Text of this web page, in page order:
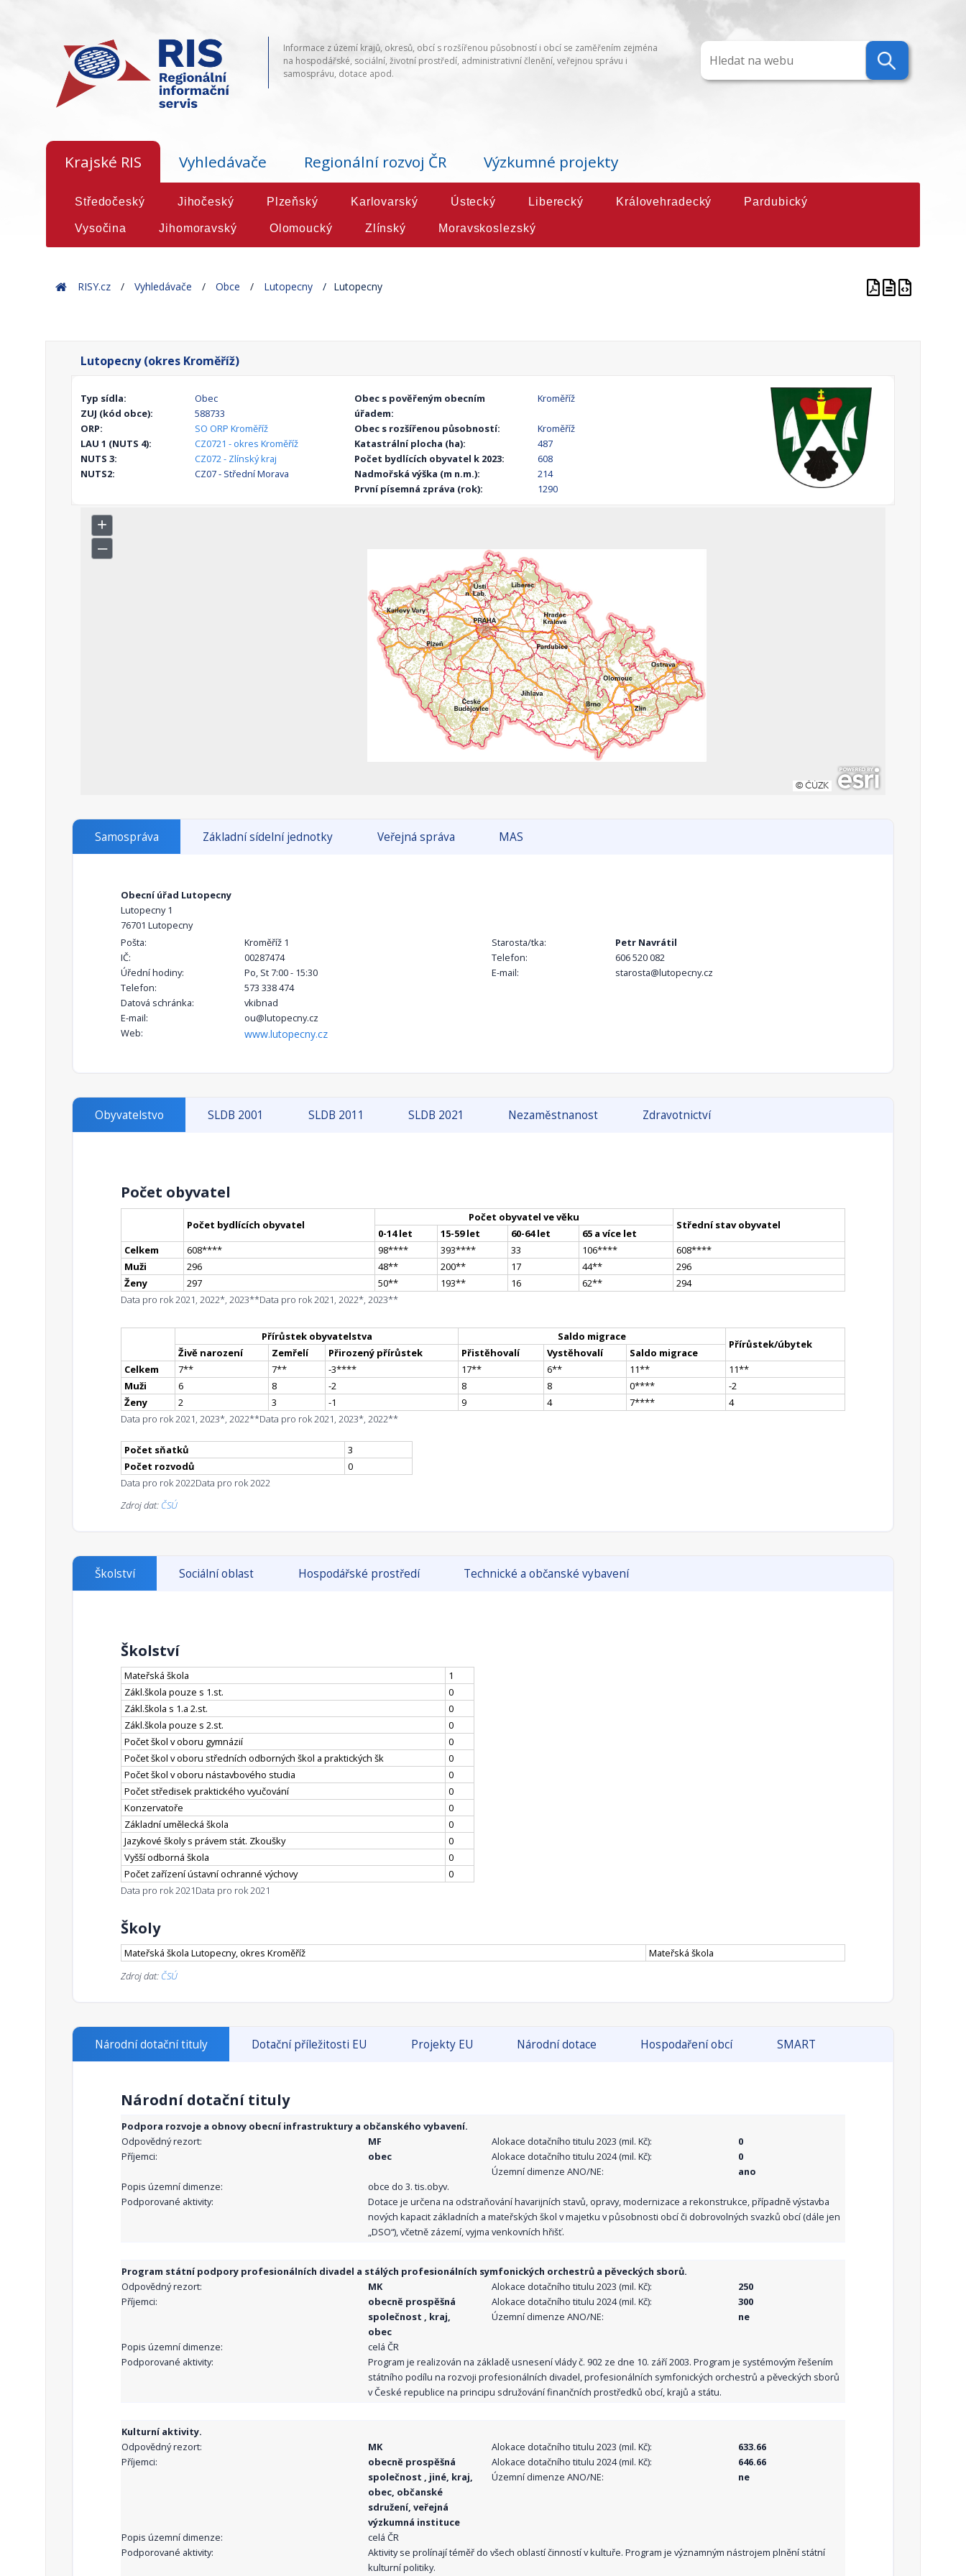
Informace z území krajů, okresů, obcí s rozšířenou působností i obcí se zaměřením zejména
na hospodářské, sociální, životní prostředí, administrativní členění, veřejnou správu i
samosprávu, dotace apod.
Krajské RIS Vyhledávače Regionální rozvoj ČR Výzkumné projekty
Středočeský Jihočeský Plzeňský Karlovarský Ústecký Liberecký Královehradecký Pardubický
Vysočina Jihomoravský Olomoucký Zlínský Moravskoslezský
HomeRISY.cz Vyhledávače Obce Lutopecny Lutopecny
Lutopecny (okres Kroměříž)
Typ sídla:
Obec
ZUJ (kód obce):
588733
ORP:
SO ORP Kroměříž
LAU 1 (NUTS 4):
CZ0721 - okres Kroměříž
NUTS 3:
CZ072 - Zlínský kraj
NUTS2:
CZ07 - Střední Morava
Obec s pověřeným obecním
úřadem:
Kroměříž
Obec s rozšířenou působností:
Kroměříž
Katastrální plocha (ha):
487
Počet bydlících obyvatel k 2023:
608
Nadmořská výška (m n.m.):
214
První písemná zpráva (rok):
1290
Samospráva Základní sídelní jednotky Veřejná správa MAS
Obecní úřad Lutopecny
Lutopecny 1
76701 Lutopecny
Pošta:
Kroměříž 1
IČ:
00287474
Úřední hodiny:
Po, St 7:00 - 15:30
Telefon:
573 338 474
Datová schránka:
vkibnad
E-mail:
ou@lutopecny.cz
Web:
www.lutopecny.cz
Starosta/tka:
Petr Navrátil
Telefon:
606 520 082
E-mail:
starosta@lutopecny.cz
Obyvatelstvo SLDB 2001 SLDB 2011 SLDB 2021 Nezaměstnanost Zdravotnictví
Počet obyvatel
Počet bydlících obyvatel
Počet obyvatel ve věku
Střední stav obyvatel
0-14 let 15-59 let 60-64 let
65 a více let
Celkem
608**** 98**** 393**** 33 106**** 608****
Muži
296 48** 200** 17 44**
296
Ženy
297 50** 193** 16 62**
294
Data pro rok 2021, 2022*, 2023**Data pro rok 2021, 2022*, 2023**
Přírůstek obyvatelstva Saldo migrace
Přírůstek/úbytek
Živě narození Zemřelí Přirozený přírůstek Přistěhovalí Vystěhovalí
Saldo migrace
Celkem
7** 7** -3**** 17** 6** 11** 11**
Muži
6 8 -2 8 8 0****
-2
Ženy
2 3 -1 9 4 7****
4
Data pro rok 2021, 2023*, 2022**Data pro rok 2021, 2023*, 2022**
Počet sňatků
3
Počet rozvodů
0
Data pro rok 2022Data pro rok 2022
Zdroj dat: ČSÚ
Školství Sociální oblast Hospodářské prostředí Technické a občanské vybavení
Školství
Mateřská škola
1
Zákl.škola pouze s 1.st.
0
Zákl.škola s 1.a 2.st.
0
Zákl.škola pouze s 2.st.
0
Počet škol v oboru gymnázií
0
Počet škol v oboru středních odborných škol a praktických šk
0
Počet škol v oboru nástavbového studia
0
Počet středisek praktického vyučování
0
Konzervatoře
0
Základní umělecká škola
0
Jazykové školy s právem stát. Zkoušky
0
Vyšší odborná škola
0
Počet zařízení ústavní ochranné výchovy
0
Data pro rok 2021Data pro rok 2021
Školy
Mateřská škola Lutopecny, okres Kroměříž
Mateřská škola
Zdroj dat: ČSÚ
Národní dotační tituly Dotační příležitosti EU Projekty EU Národní dotace Hospodaření obcí SMART
Národní dotační tituly
Podpora rozvoje a obnovy obecní infrastruktury a občanského vybavení.
Odpovědný rezort:
MF
Příjemci:
obec
Alokace dotačního titulu 2023 (mil. Kč):
0
Alokace dotačního titulu 2024 (mil. Kč):
0
Územní dimenze ANO/NE:
ano
Popis územní dimenze:
obce do 3. tis.obyv.
Podporované aktivity:
Dotace je určena na odstraňování havarijních stavů, opravy, modernizace a rekonstrukce, případně výstavba
nových kapacit základních a mateřských škol v majetku v působnosti obcí či dobrovolných svazků obcí (dále jen
„DSO“), včetně zázemí, vyjma venkovních hřišť.
Program státní podpory profesionálních divadel a stálých profesionálních symfonických orchestrů a pěveckých sborů.
Odpovědný rezort:
MK
Příjemci:
obecně prospěšná
společnost , kraj,
obec
Alokace dotačního titulu 2023 (mil. Kč):
250
Alokace dotačního titulu 2024 (mil. Kč):
300
Územní dimenze ANO/NE:
ne
Popis územní dimenze:
celá ČR
Podporované aktivity:
Program je realizován na základě usnesení vlády č. 902 ze dne 10. září 2003. Program je systémovým řešením
státního podílu na rozvoji profesionálních divadel, profesionálních symfonických orchestrů a pěveckých sborů
v České republice na principu sdružování finančních prostředků obcí, krajů a státu.
Kulturní aktivity.
Odpovědný rezort:
MK
Příjemci:
obecně prospěšná
společnost , jiné, kraj,
obec, občanské
sdružení, veřejná
výzkumná instituce
Alokace dotačního titulu 2023 (mil. Kč):
633.66
Alokace dotačního titulu 2024 (mil. Kč):
646.66
Územní dimenze ANO/NE:
ne
Popis územní dimenze:
celá ČR
Podporované aktivity:
Aktivity se prolínají téměř do všech oblastí činností v kultuře. Program je významným nástrojem plnění státní
kulturní politiky.